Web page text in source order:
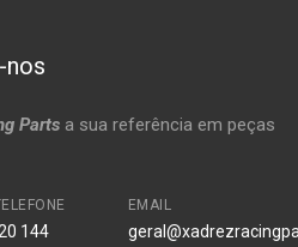
nos
Parts a sua referência em peças
144
EMAIL